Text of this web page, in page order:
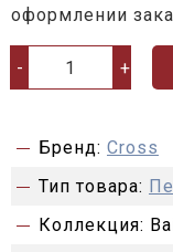
оформлении
- +
Бренд: Cross
Тип товара:
Коллекция: